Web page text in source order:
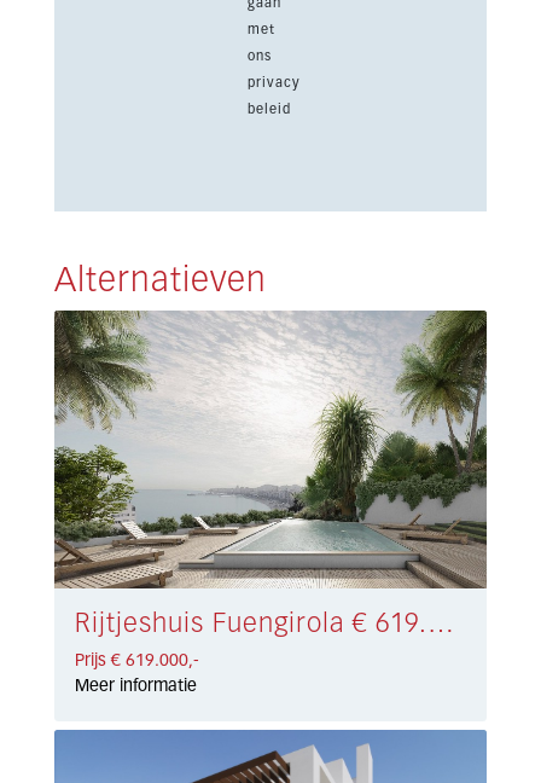
met
ons
privacy
beleid
Alternatieven
Rijtjeshuis Fuengirola € 619.000,-
Prijs € 619.000,-
Meer informatie